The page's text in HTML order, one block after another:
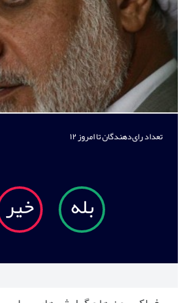
تعداد رای‌دهندگان تا امروز۱۲
بله خیر